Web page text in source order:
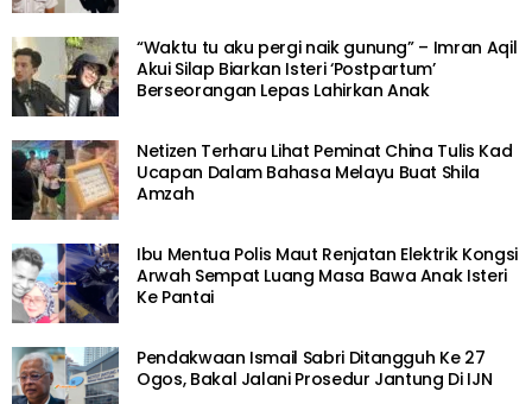
“Waktu tu aku pergi naik gunung” – Imran Aqil
Akui Silap Biarkan Isteri ‘Postpartum’
Berseorangan Lepas Lahirkan Anak
Netizen Terharu Lihat Peminat China Tulis Kad
Ucapan Dalam Bahasa Melayu Buat Shila
Amzah
Ibu Mentua Polis Maut Renjatan Elektrik Kongsi
Arwah Sempat Luang Masa Bawa Anak Isteri
Ke Pantai
Pendakwaan Ismail Sabri Ditangguh Ke 27
Ogos, Bakal Jalani Prosedur Jantung Di IJN